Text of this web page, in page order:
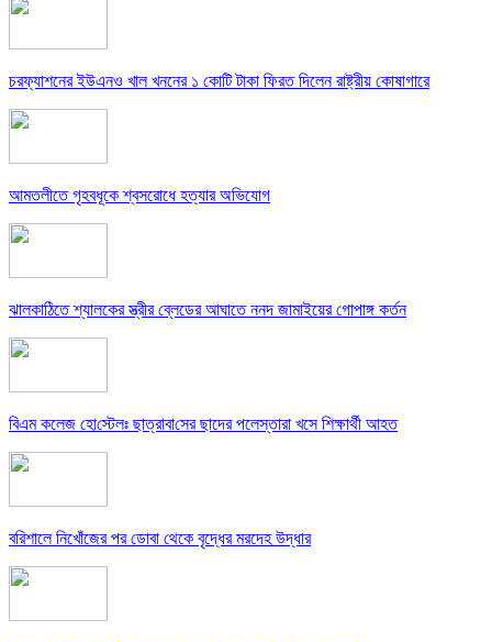
চরফ্যাশনের ইউএনও খাল খননের ১ কোটি টাকা ফিরত দিলেন রাষ্ট্রীয় কোষাগারে
আমতলীতে গৃহবধূকে শ্বসরোধে হত্যার অভিযোগ
ঝালকাঠিতে শ্যালকের স্ত্রীর ব্লেডের আঘাতে ননদ জামাইয়ের গোপাঙ্গ কর্তন
বিএম কলে‌জ হো‌স্টেলঃ ছাত্রাবা‌সের ছাদের পলেস্তারা খসে শিক্ষার্থী আহত
বরিশালে নিখোঁজের পর ডোবা থেকে বৃদ্ধের মরদেহ উদ্ধার